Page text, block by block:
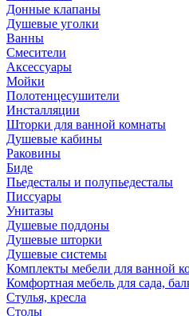
Донные клапаны
Душевые уголки
Ванны
Смесители
Аксессуары
Мойки
Полотенцесушители
Инсталляции
Шторки для ванной комнаты
Душевые кабины
Раковины
Биде
Пьедесталы и полупьедесталы
Писсуары
Унитазы
Душевые поддоны
Душевые шторки
Душевые системы
Комплекты мебели для ванной
Комфортная мебель для сада,
Стулья, кресла
Столы